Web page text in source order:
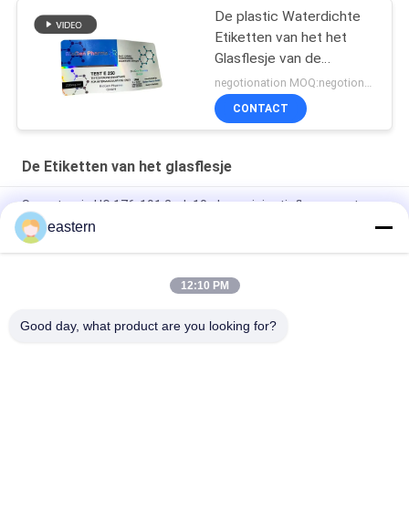
De plastic Waterdichte
Etiketten van het het
Glasflesje van de
Hologramtest euro 250negotionation MOQ:negotionation
CONTACT
De Etiketten van het glasflesje
Somatropin HG 176-191 2mlx10 glazen injectieflacon met
etiketten
tren-acetaatflacon Flaconlabels met volledige set paer-
eastern
12:10 PM
Good day, what product are you looking for?